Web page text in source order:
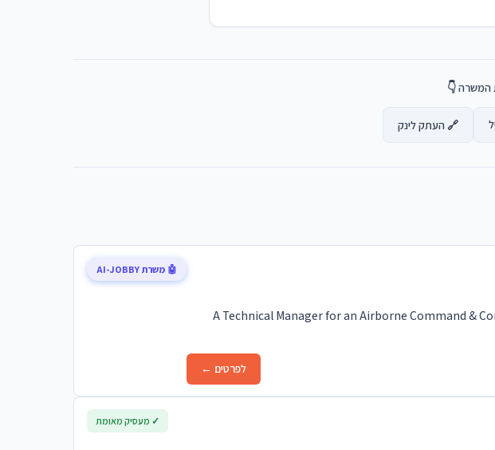
המשרה 👇
🔗 העתק לינק
A Technical Manager for an Airborne Command &
לפרטים ←
🤖 משרת AI-JOBBY
✓ מעסיק מאומת